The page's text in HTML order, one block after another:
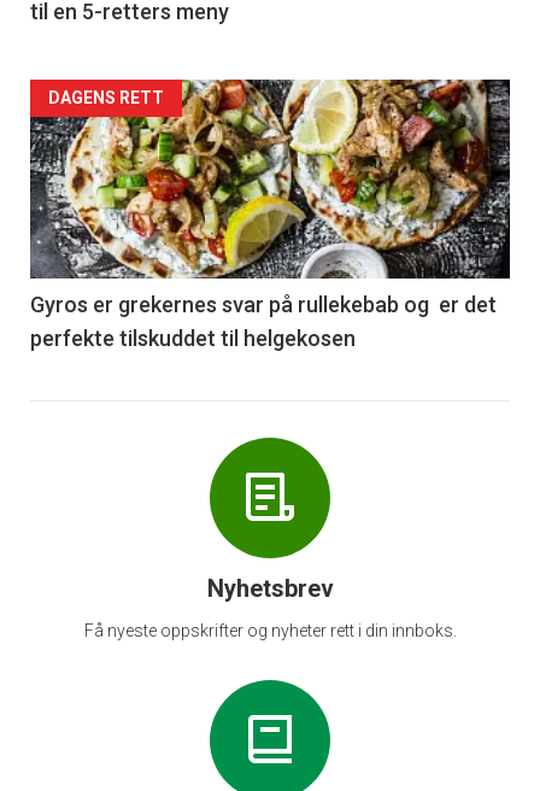
til en 5-retters meny
Forsiden
akkurat
nå
-
6
DAGENS RETT
Gyros er grekernes svar på rullekebab og er det
perfekte tilskuddet til helgekosen
Nyhetsbrev
Få nyeste oppskrifter og nyheter rett i din innboks.